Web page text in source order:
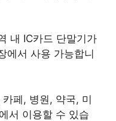
내 IC카드 단말기가
에서 사용 가능합니
페, 병원, 약국, 미
서 이용할 수 있습